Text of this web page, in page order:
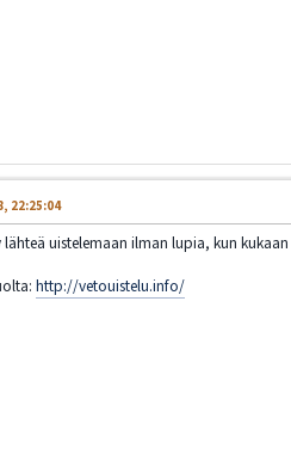
22:25:04
lähteä uistelemaan ilman lupia, kun
http://vetouistelu.info/